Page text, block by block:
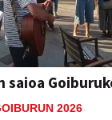
saioa
2026